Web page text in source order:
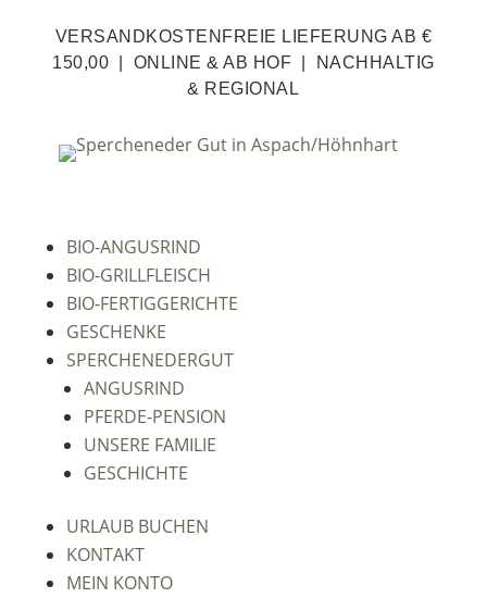
VERSANDKOSTENFREIE LIEFERUNG AB €
150,00 | ONLINE & AB HOF | NACHHALTIG
& REGIONAL
BIO-ANGUSRIND
BIO-GRILLFLEISCH
BIO-FERTIGGERICHTE
GESCHENKE
SPERCHENEDERGUT
ANGUSRIND
PFERDE-PENSION
UNSERE FAMILIE
GESCHICHTE
URLAUB BUCHEN
KONTAKT
MEIN KONTO